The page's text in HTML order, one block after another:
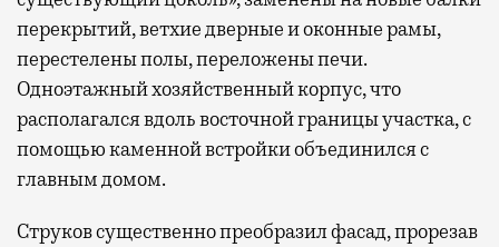
перекрытий, ветхие дверные и оконные рамы,
перестелены полы, переложены печи.
Одноэтажный хозяйственный корпус, что
располагался вдоль восточной границы участка, с
помощью каменной встройки объединился с
главным домом.
Струков существенно преобразил фасад, прорезав